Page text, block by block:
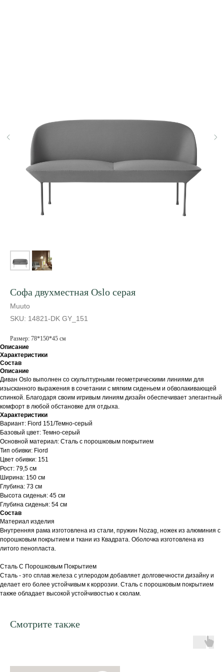
Софа двухместная Oslo серая
Muuto
SKU: 14821-DK GY_151
Размер: 78*150*45 см
Описание
Характеристики
Состав
Описание
Диван Oslo выполнен со скульптурными геометрическими линиями для
изысканного выражения в сочетании с мягким сиденьем и обволакивающей
спинкой. Благодаря своим игривым линиям дизайн обеспечивает элегантный
комфорт в любой обстановке для отдыха.
Характеристики
Вариант: Fiord 151/Темно-серый
Базовый цвет: Темно-серый
Основной материал: Сталь с порошковым покрытием
Тип обивки: Fiord
Цвет обивки: 151
Рост: 79,5 см
Ширина: 150 см
Глубина: 73 см
Высота сиденья: 45 см
Глубина сиденья: 54 см
Состав
Материал изделия
Внутренняя рама изготовлена из стали, пружин Nozag, ножек из алюминия с
порошковым покрытием и ткани из Квадрата. Оболочка изготовлена из
литого пенопласта.
Сталь С Порошковым Покрытием
Сталь - это сплав железа с углеродом добавляет долговечности дизайну и
делает его более устойчивым к коррозии. Сталь с порошковым покрытием
также обладает высокой устойчивостью к сколам.
Смотрите также